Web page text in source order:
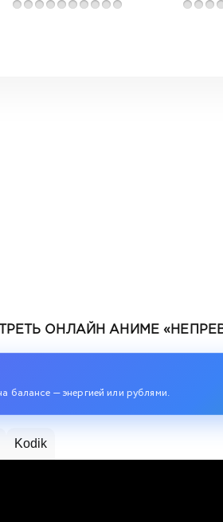
ОНЛАЙН АНИМЕ
балансе — энергией или рублями.
Kodik